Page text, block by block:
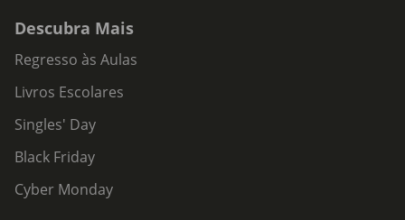
Descubra Mais
Regresso às Aulas
Livros Escolares
Singles' Day
Black Friday
Cyber Monday